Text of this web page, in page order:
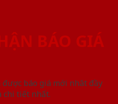
BÁO GIÁ
báo giá mới nhât đầy
chi tiết nhất.